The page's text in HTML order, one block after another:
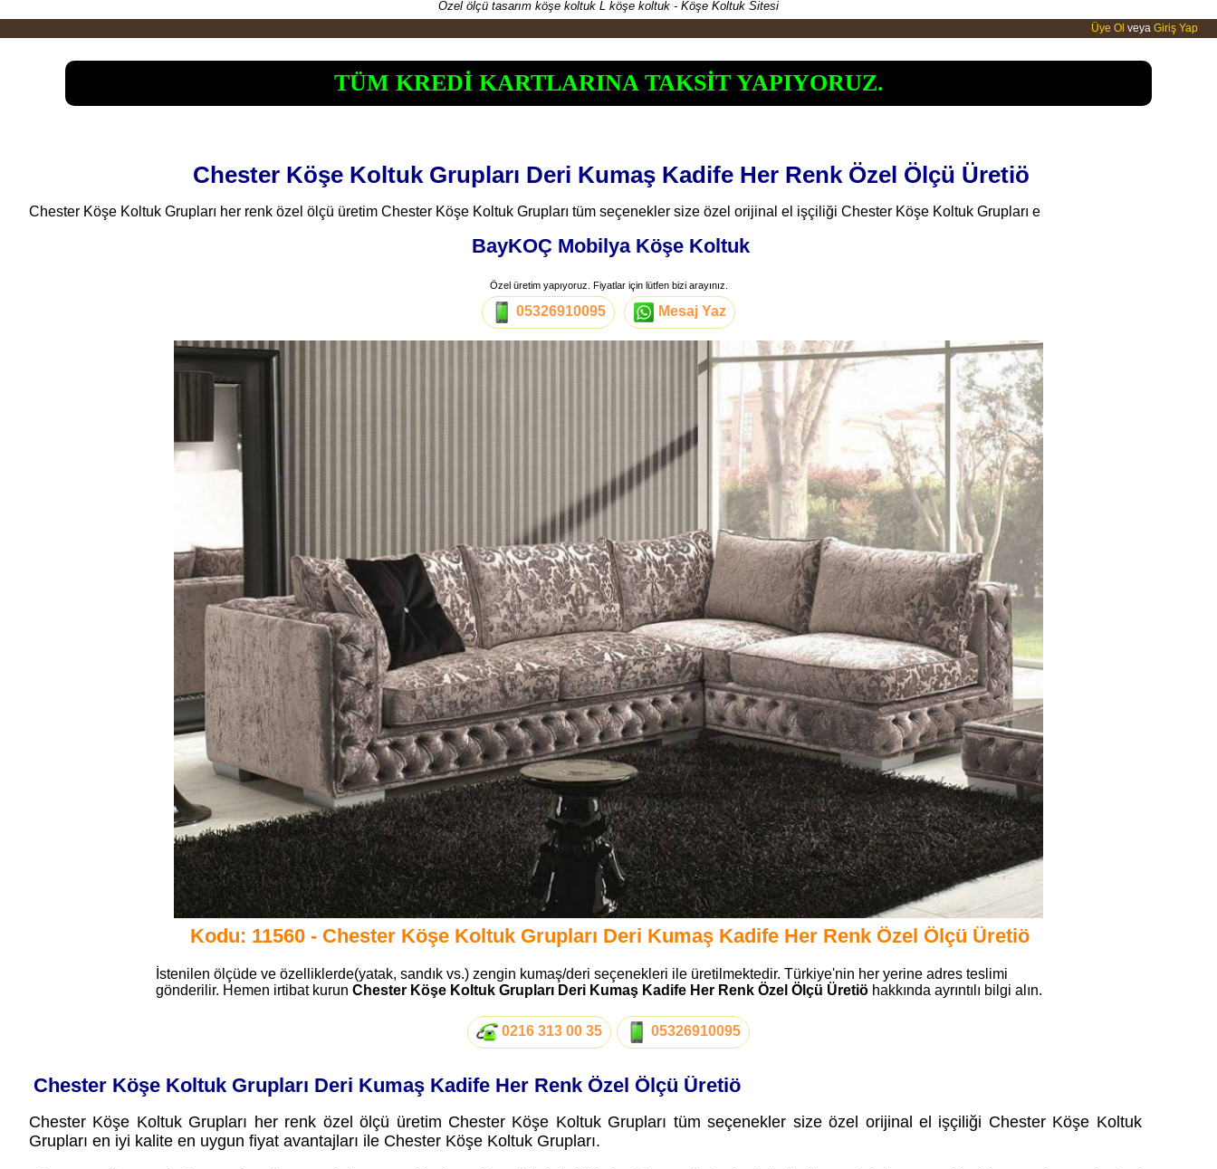
Özel ölçü tasarım köşe koltuk L köşe koltuk - Köşe Koltuk Sitesi
Üye Ol veya Giriş Yap
TÜM KREDİ KARTLARINA TAKSİT YAPIYORUZ.
Chester Köşe Koltuk Grupları Deri Kumaş Kadife Her Renk Özel Ölçü Üretiö
Chester Köşe Koltuk Grupları her renk özel ölçü üretim Chester Köşe Koltuk Grupları tüm seçenekler size özel orijinal el işçiliği Chester Köşe Koltuk Grupları e
BayKOÇ Mobilya Köşe Koltuk
Özel üretim yapıyoruz. Fiyatlar için lütfen bizi arayınız.
05326910095 Mesaj Yaz
Kodu: 11560 - Chester Köşe Koltuk Grupları Deri Kumaş Kadife Her Renk Özel Ölçü Üretiö
İstenilen ölçüde ve özelliklerde(yatak, sandık vs.) zengin kumaş/deri seçenekleri ile üretilmektedir. Türkiye'nin her yerine adres teslimi
gönderilir. Hemen irtibat kurun Chester Köşe Koltuk Grupları Deri Kumaş Kadife Her Renk Özel Ölçü Üretiö hakkında ayrıntılı bilgi alın.
0216 313 00 35 05326910095
Chester Köşe Koltuk Grupları Deri Kumaş Kadife Her Renk Özel Ölçü Üretiö
Chester Köşe Koltuk Grupları her renk özel ölçü üretim Chester Köşe Koltuk Grupları tüm seçenekler size özel orijinal el işçiliği Chester Köşe Koltuk
Grupları en iyi kalite en uygun fiyat avantajları ile Chester Köşe Koltuk Grupları.